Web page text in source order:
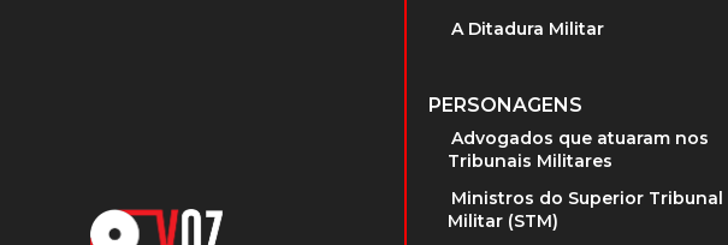
A Ditadura Militar
PERSONAGENS
Advogados que atuaram nos
Tribunais Militares
Ministros do Superior Tribunal
Militar (STM)